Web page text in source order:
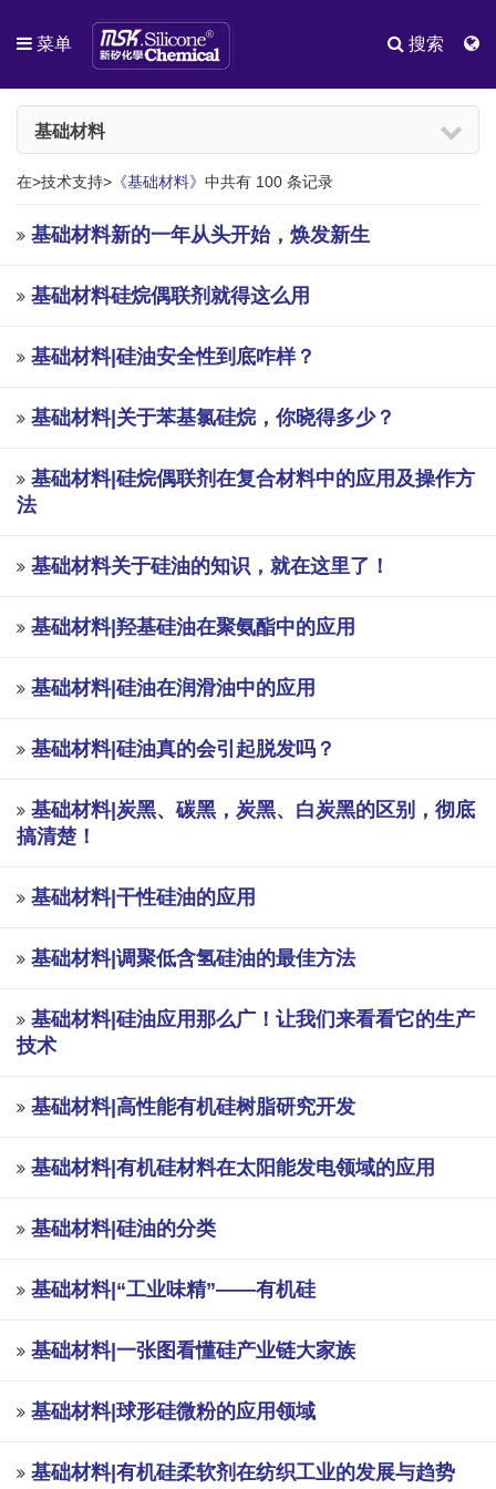
菜单 搜索
基础材料
在>技术支持> 《基础材料》 中共有 100 条记录
基础材料新的一年从头开始，焕发新生
基础材料硅烷偶联剂就得这么用
基础材料|硅油安全性到底咋样？
基础材料|关于苯基氯硅烷，你晓得多少？
基础材料|硅烷偶联剂在复合材料中的应用及操作方
法
基础材料关于硅油的知识，就在这里了！
基础材料|羟基硅油在聚氨酯中的应用
基础材料|硅油在润滑油中的应用
基础材料|硅油真的会引起脱发吗？
基础材料|炭黑、碳黑，炭黑、白炭黑的区别，彻底
搞清楚！
基础材料|干性硅油的应用
基础材料|调聚低含氢硅油的最佳方法
基础材料|硅油应用那么广！让我们来看看它的生产
技术
基础材料|高性能有机硅树脂研究开发
基础材料|有机硅材料在太阳能发电领域的应用
基础材料|硅油的分类
基础材料|“工业味精”——有机硅
基础材料|一张图看懂硅产业链大家族
基础材料|球形硅微粉的应用领域
基础材料|有机硅柔软剂在纺织工业的发展与趋势